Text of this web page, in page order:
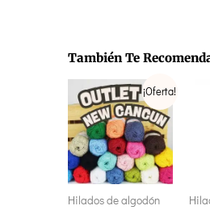
También Te
¡Oferta!
Hilados de algodón
Rango
de
precios:
desde
€5,50
hasta
€11,00
Este